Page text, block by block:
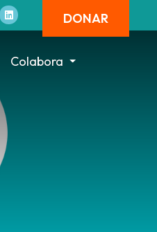
DONAR
Colabora